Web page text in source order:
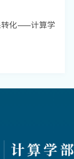
转化——计算学